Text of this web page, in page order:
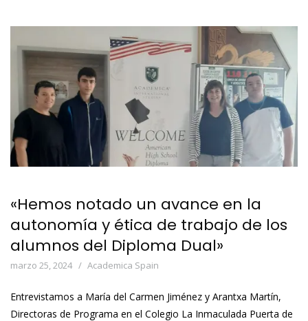
«Hemos notado un avance en la
autonomía y ética de trabajo de los
alumnos del Diploma Dual»
marzo 25, 2024 Academica Spain
Entrevistamos a María del Carmen Jiménez y Arantxa Martín,
Directoras de Programa en el Colegio La Inmaculada Puerta de